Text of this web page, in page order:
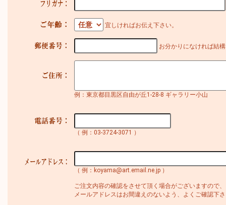
宜しければお伝え下さい。
お分かりになければ結
例：東京都目黒区自由が丘1-28-8 ギャラリー小山
（ 例：03-3724-3071 ）
（ 例：koyama@art.email.ne.jp ）
ご注文内容の確認をさせて頂く場合がございますので、
メールアドレスはお間違えのないよう、よくご確認下